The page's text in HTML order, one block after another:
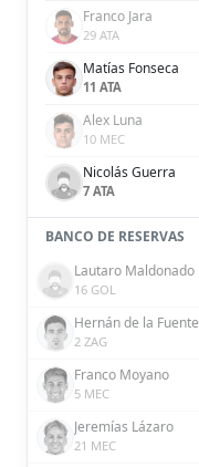
Franco Jara
29 ATA
Matías Fonseca
11 ATA
Alex Luna
10 MEC
Nicolás Guerra
7 ATA
BANCO DE RESERVAS
Lautaro Maldonado
16 GOL
Hernán de la Fuente
2 ZAG
Franco Moyano
5 MEC
Jeremías Lázaro
21 MEC